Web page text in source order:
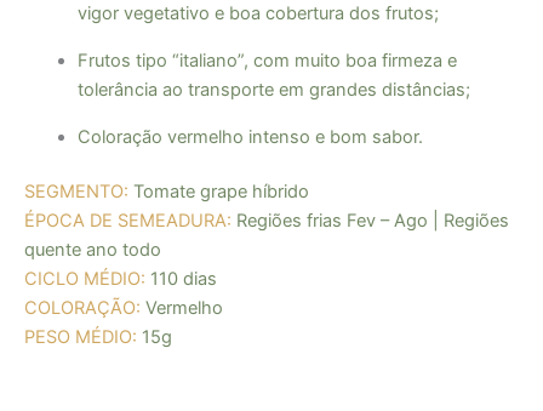
vigor vegetativo e boa cobertura dos frutos;
Frutos tipo “italiano”, com muito boa firmeza e
tolerância ao transporte em grandes distâncias;
Coloração vermelho intenso e bom sabor.
SEGMENTO: Tomate grape híbrido
ÉPOCA DE SEMEADURA: Regiões frias Fev – Ago | Regiões
quente ano todo
CICLO MÉDIO: 110 dias
COLORAÇÃO: Vermelho
PESO MÉDIO: 15g